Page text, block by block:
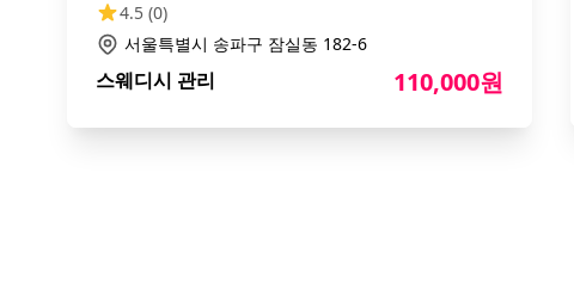
4.5 (0)
서울특별시 송파구 잠실동 182-6
스웨디시 관리 110,000원